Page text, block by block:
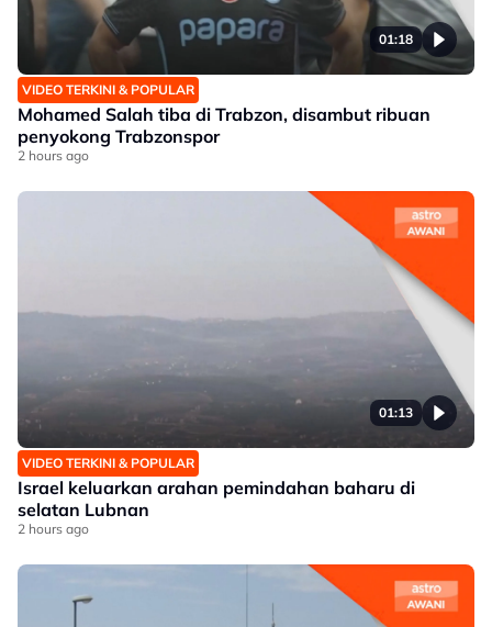
01:18
VIDEO TERKINI & POPULAR
Mohamed Salah tiba di Trabzon, disambut ribuan
penyokong Trabzonspor
2 hours ago
01:13
VIDEO TERKINI & POPULAR
Israel keluarkan arahan pemindahan baharu di
selatan Lubnan
2 hours ago